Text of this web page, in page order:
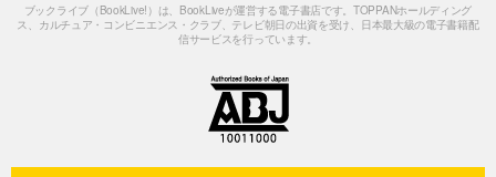
ブックライブ（BookLive!）は、BookLiveが運営する電子書店です。TOPPANホールディング
ス、カルチュア・コンビニエンス・クラブ、テレビ朝日の出資を受け、日本最大級の電子書籍配
信サービスを行っています。